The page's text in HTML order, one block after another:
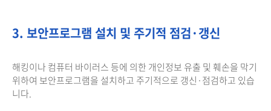
3. 보안프로그램 설치 및 주기적 점검·갱신
해킹이나 컴퓨터 바이러스 등에 의한 개인정보 유출 및 훼손을 막기
위하여 보안프로그램을 설치하고 주기적으로 갱신·점검하고 있습
니다.